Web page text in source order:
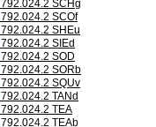
792.024.2 SCHg
792.024.2 SCOf
792.024.2 SHEu
792.024.2 SIEd
792.024.2 SOD
792.024.2 SORb
792.024.2 SQUv
792.024.2 TANd
792.024.2 TEA
792.024.2 TEAb